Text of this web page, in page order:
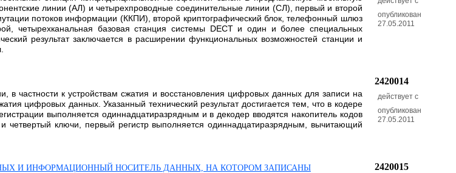
линии (АЛ) и четырехпроводные соединительные линии (СЛ), первый и второй
потоков информации (ККПИ), второй криптографический блок, телефонный шлюз
четырехканальная базовая станция системы DECT и один и более специальных
результат заключается в расширении функциональных возможностей станции и
опубликован
27.05.2011
в частности к устройствам сжатия и восстановления цифровых данных для записи на
цифровых данных. Указанный технический результат достигается тем, что в кодере
выполняется одиннадцатиразрядным и в декодер вводятся накопитель кодов
четвертый ключи, первый регистр выполняется одиннадцатиразрядным, вычитающий
2420014
действует с
опубликован
27.05.2011
И ИНФОРМАЦИОННЫЙ НОСИТЕЛЬ ДАННЫХ, НА КОТОРОМ ЗАПИСАНЫ
2420015